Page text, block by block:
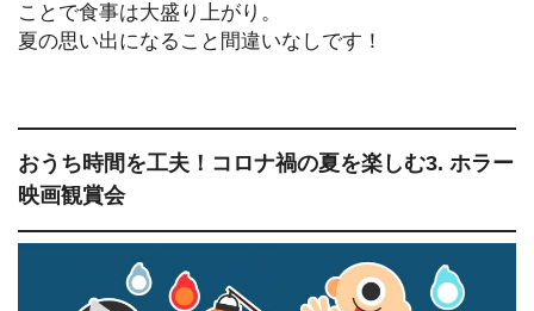
ことで食事は大盛り上がり。
夏の思い出になること間違いなしです！
おうち時間を工夫！コロナ禍の夏を楽しむ3. ホラー
映画観賞会